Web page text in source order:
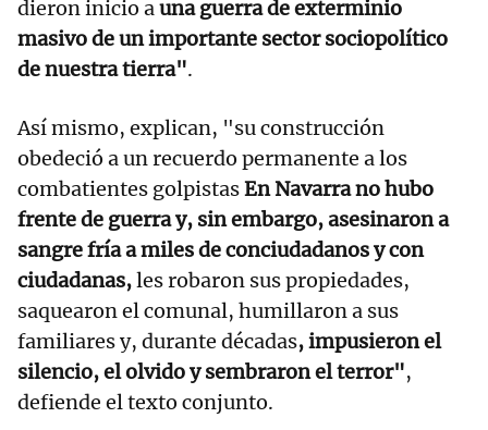
dieron inicio auna guerra de exterminio
masivo de un importante sector sociopolítico
de nuestra tierra".
Así mismo, explican, "su construcción
obedeció a un recuerdo permanente a los
combatientes golpistasEn Navarra no hubo
frente de guerra y, sin embargo, asesinaron a
sangre fría a miles de conciudadanos y con
ciudadanas,les robaron sus propiedades,
saquearon el comunal, humillaron a sus
familiares y, durante décadas, impusieron el
silencio, el olvido y sembraron el terror",
defiende el texto conjunto.